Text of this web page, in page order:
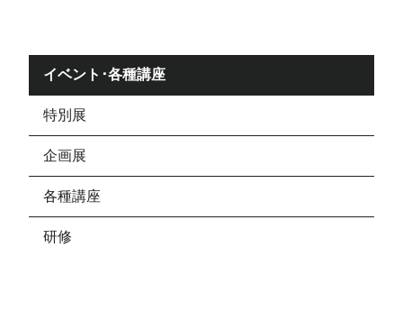
イベント･各種講座
特別展
企画展
各種講座
研修